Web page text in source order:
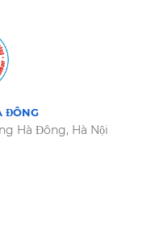
ĐÔNG
Hà Đông, Hà Nội